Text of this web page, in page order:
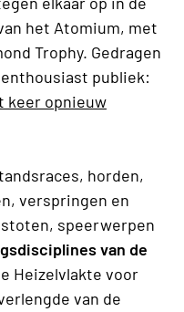
het Atomium, met
Trophy. Gedragen
publiek:
keer opnieuw
horden,
verspringen en
speerwerpen
van de
Heizelvlakte voor
van de